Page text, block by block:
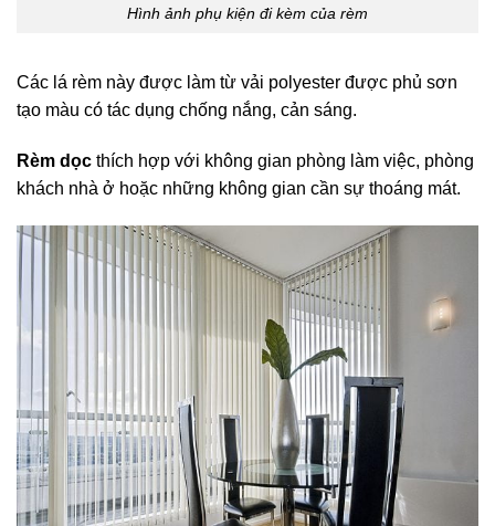
Hình ảnh phụ kiện đi kèm của rèm
Các lá rèm này được làm từ vải polyester được phủ sơn
tạo màu có tác dụng chống nắng, cản sáng.
Rèm dọc thích hợp với không gian phòng làm việc, phòng
khách nhà ở hoặc những không gian cần sự thoáng mát.